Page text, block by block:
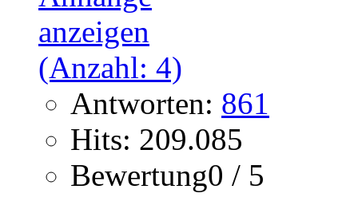
Antworten: 861
Hits: 209.085
Bewertung0 / 5